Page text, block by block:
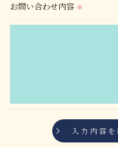
お問い合わせ内容 ※